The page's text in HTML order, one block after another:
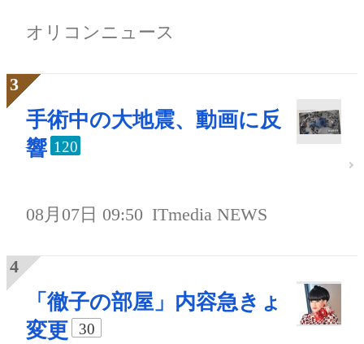
オリコンニュース
手術中の大地震、動画に反
響 120
08月07日 09:50 ITmedia NEWS
「徹子の部屋」内容急きょ
変更
30